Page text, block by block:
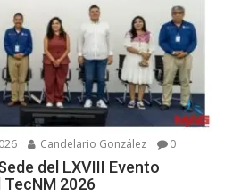
Candelario González 0
del LXVIII Evento
2026